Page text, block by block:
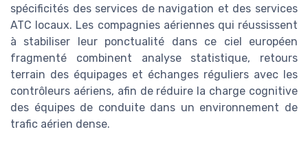
spécificités des services de navigation et des services
ATC locaux. Les compagnies aériennes qui réussissent
à stabiliser leur ponctualité dans ce ciel européen
fragmenté combinent analyse statistique, retours
terrain des équipages et échanges réguliers avec les
contrôleurs aériens, afin de réduire la charge cognitive
des équipes de conduite dans un environnement de
trafic aérien dense.